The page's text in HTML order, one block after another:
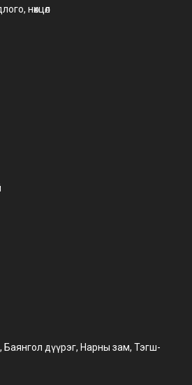
нөхцөл
Баянгол дүүрэг, Нарны зам, Тэгш-